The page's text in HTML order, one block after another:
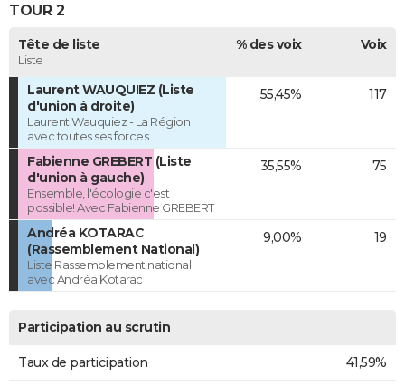
TOUR 2
Tête de liste
Liste
% des voix Voix
Laurent WAUQUIEZ (Liste
d'union à droite)
Laurent Wauquiez - La Région
avec toutes ses forces
55,45% 117
Fabienne GREBERT (Liste
d'union à gauche)
Ensemble, l'écologie c'est
possible! Avec Fabienne GREBERT
35,55% 75
Andréa KOTARAC
(Rassemblement National)
Liste Rassemblement national
avec Andréa Kotarac
9,00% 19
Participation au scrutin
Taux de participation 41,59%